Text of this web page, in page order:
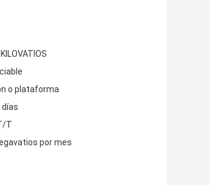
o plataforma
días
T
por mes